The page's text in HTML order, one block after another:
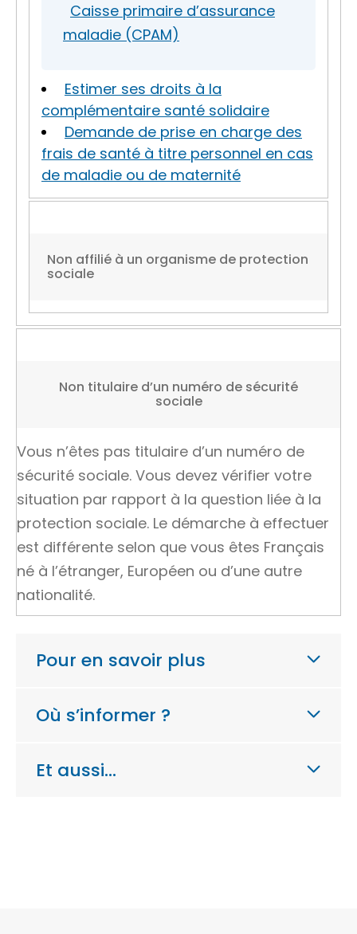
Caisse primaire d’assurance
maladie (CPAM)
Estimer ses droits à la
complémentaire santé solidaire
Demande de prise en charge des
frais de santé à titre personnel en cas
de maladie ou de maternité
Non affilié à un organisme de protection
sociale
Non titulaire d’un numéro de sécurité
sociale
Vous n’êtes pas titulaire d’un numéro de
sécurité sociale. Vous devez vérifier votre
situation par rapport à la question liée à la
protection sociale. Le démarche à effectuer
est différente selon que vous êtes Français
né à l’étranger, Européen ou d’une autre
nationalité.
Pour en savoir plus
Où s’informer ?
Et aussi…